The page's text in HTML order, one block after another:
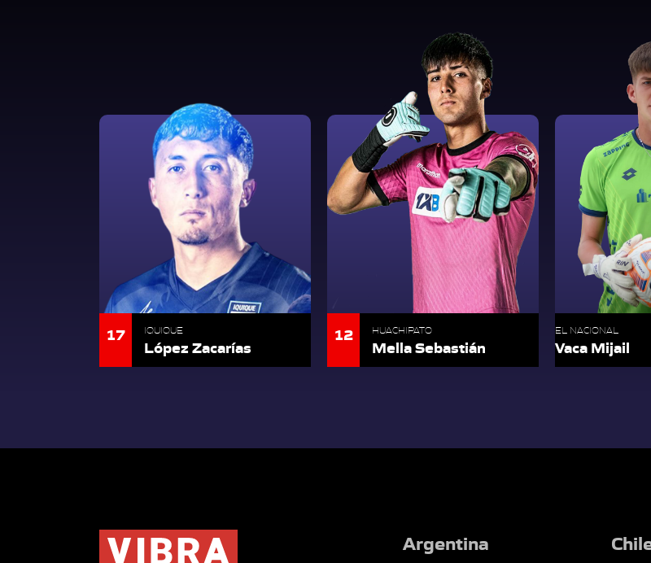
17 IQUIQUE
López Zacarías
12 HUACHIPATO
Mella Sebastián
EL NACIONAL
Vaca Mijail
Argentina